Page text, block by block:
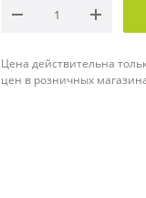
Цена действительна
цен в розничных